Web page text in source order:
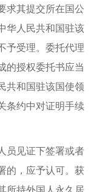
求其提交所在国公
华人民共和国驻该
予受理。委托代理
的授权委托书应当
共和国驻该国使领
条约中对证明手续
员见证下签署或者
的，应予认可。获
所持外国人永久居